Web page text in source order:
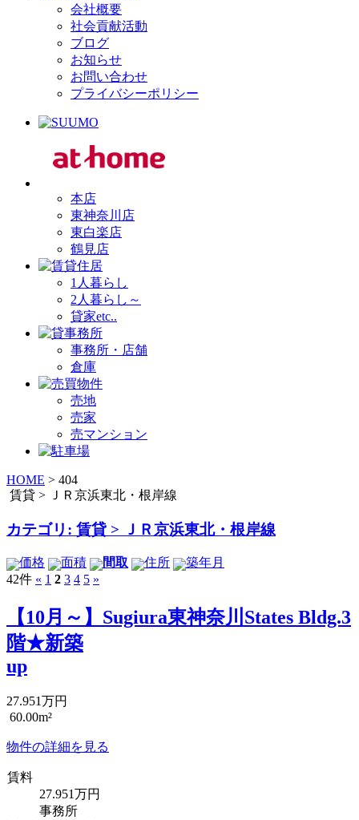
会社概要
社会貢献活動
ブログ
お知らせ
お問い合わせ
プライバシーポリシー
本店
東神奈川店
東白楽店
鶴見店
1人暮らし
2人暮らし～
貸家etc..
事務所・店舗
倉庫
売地
売家
売マンション
HOME > 404
賃貸 > ＪＲ京浜東北・根岸線
カテゴリ: 賃貸 > ＪＲ京浜東北・根岸線
価格 面積 間取 住所
築年月
42件 « 1 2 3 4 5 »
【10月～】Sugiura東神奈川States Bldg.3
階★新築
up
27.951万円
60.00m²
物件の詳細を見る
賃料
27.951万円
事務所